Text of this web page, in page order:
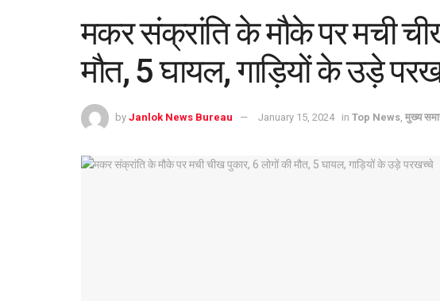
मकर संक्रांति के मौके पर मची
मौत, 5 घायल, गाड़ियों के उड़े
by Janlok News Bureau January 15, 2024 in Top News मुख्य